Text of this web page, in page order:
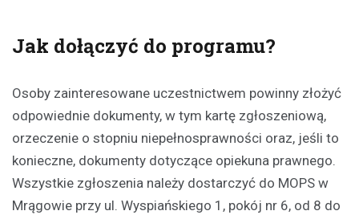
Jak dołączyć do programu?
Osoby zainteresowane uczestnictwem powinny złożyć
odpowiednie dokumenty, w tym kartę zgłoszeniową,
orzeczenie o stopniu niepełnosprawności oraz, jeśli to
konieczne, dokumenty dotyczące opiekuna prawnego.
Wszystkie zgłoszenia należy dostarczyć do MOPS w
Mrągowie przy ul. Wyspiańskiego 1, pokój nr 6, od 8 do